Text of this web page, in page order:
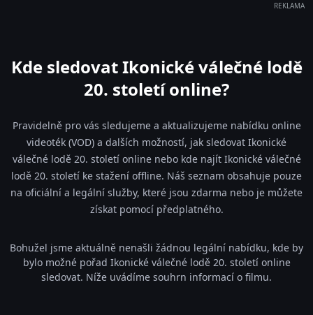
REKLAMA
Kde sledovat Ikonické válečné lodě
20. století online?
Pravidelně pro vás sledujeme a aktualizujeme nabídku online
videoték (VOD) a dalších možností, jak sledovat Ikonické
válečné lodě 20. století online nebo kde najít Ikonické válečné
lodě 20. století ke stažení offline. Náš seznam obsahuje pouze
na oficiální a legální služby, které jsou zdarma nebo je můžete
získat pomocí předplatného.
Bohužel jsme aktuálně nenašli žádnou legální nabídku, kde by
bylo možné pořad Ikonické válečné lodě 20. století online
sledovat. Níže uvádíme souhrn informací o filmu.